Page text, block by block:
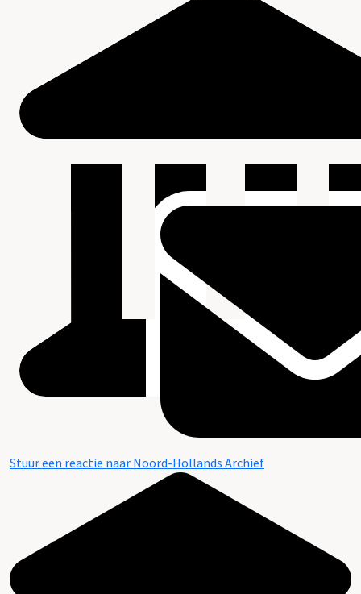
Stuur een reactie naar Noord-Hollands Archief